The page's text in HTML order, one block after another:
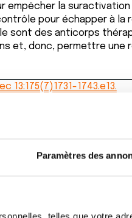
Paramètres des
empêcher la suractivation
pour échapper à la
sont des anticorps
et, donc, permettre une
13:175(7)1731-1743.e13.